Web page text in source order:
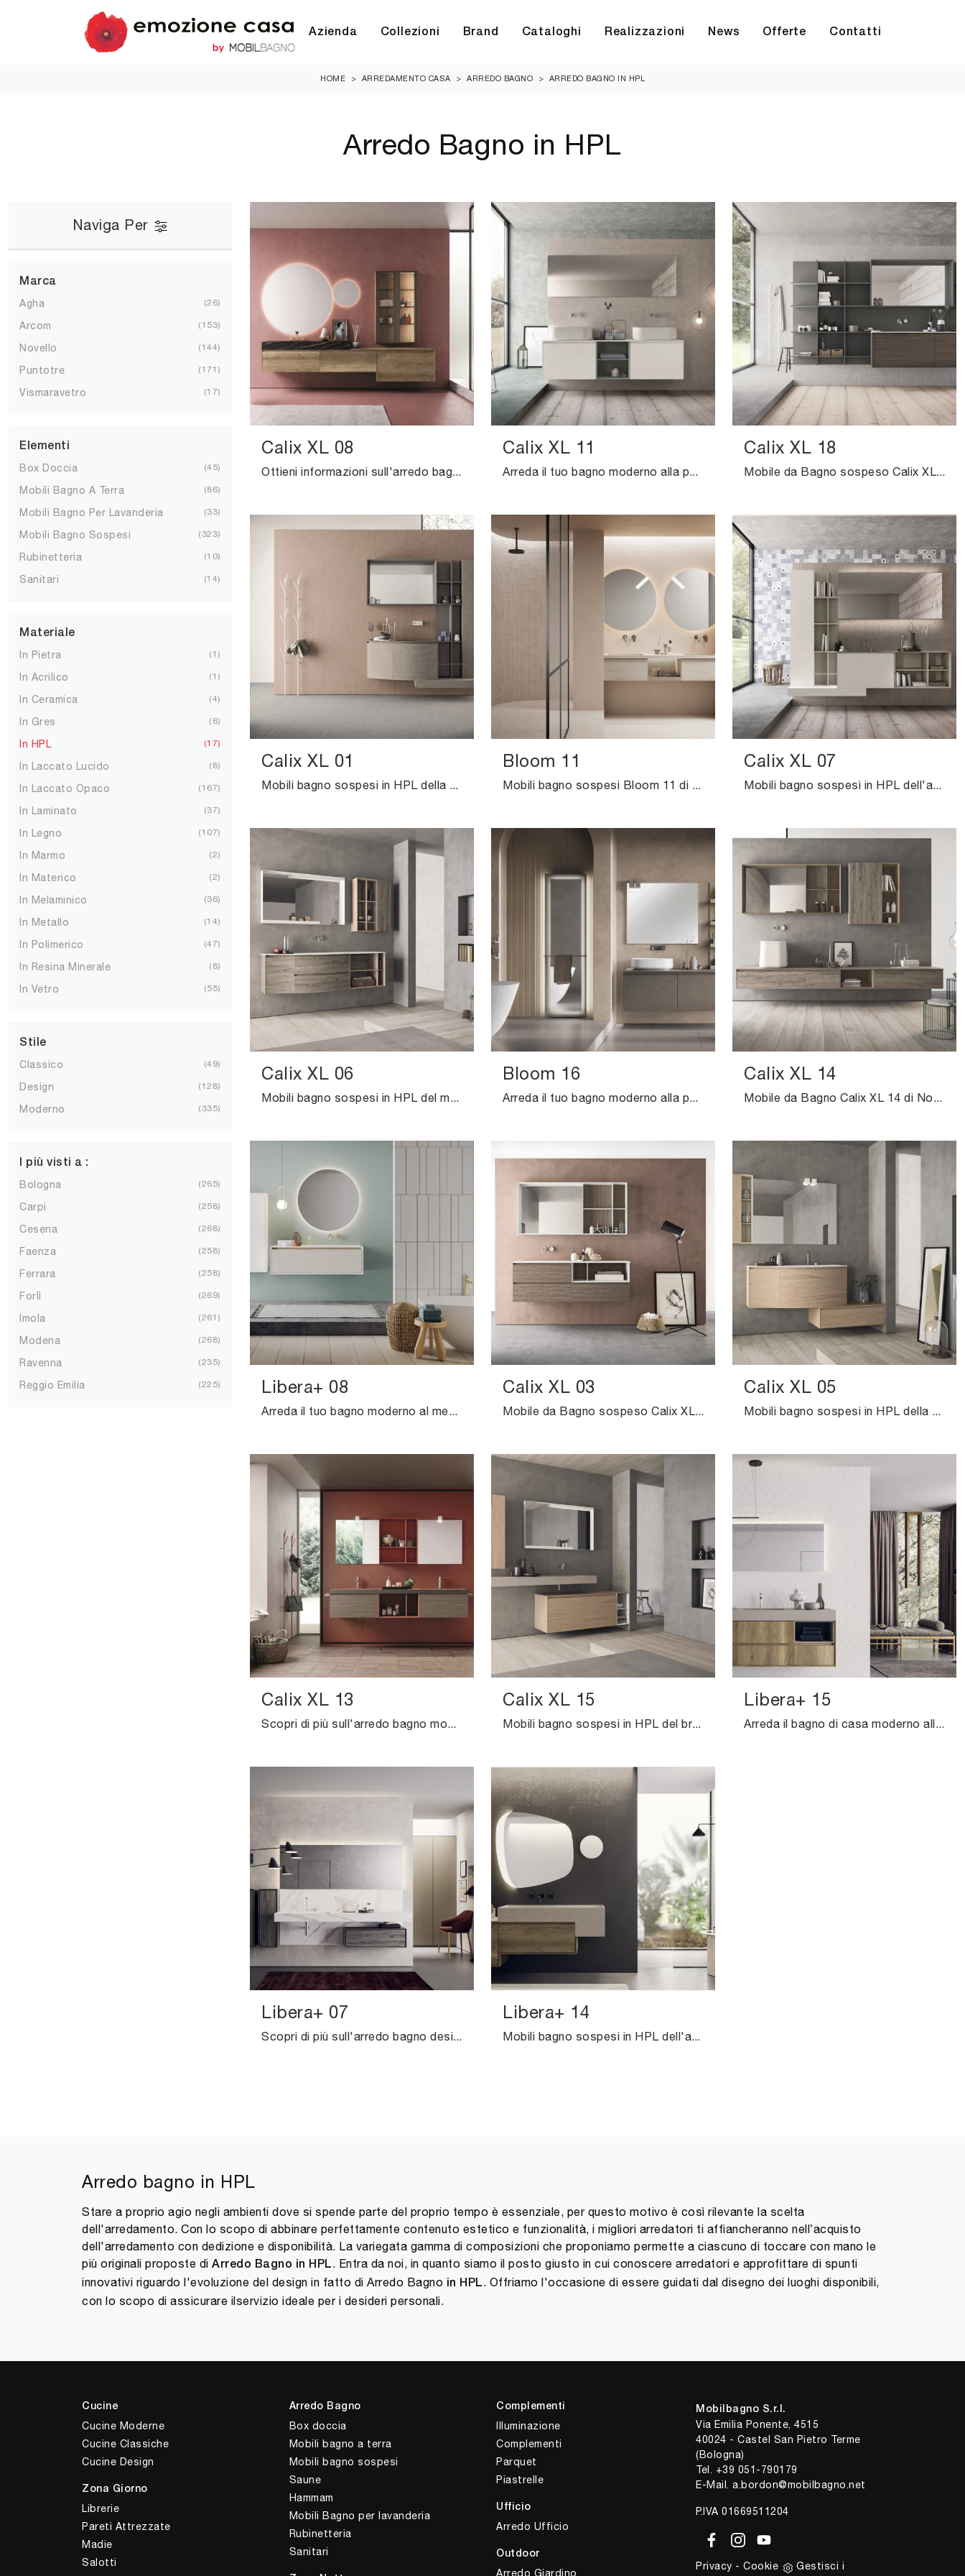
Azienda Collezioni Brand Cataloghi Realizzazioni News Offerte Contatti
HOME > ARREDAMENTO CASA > ARREDO BAGNO > ARREDO BAGNO IN HPL
Arredo Bagno in HPL
Naviga Per
Marca
Agha 26
Arcom 153
Novello 144
Puntotre 171
Vismaravetro 17
Elementi
Box Doccia 45
Mobili Bagno A Terra 86
Mobili Bagno Per Lavanderia 33
Mobili Bagno Sospesi 323
Rubinetteria 10
Sanitari 14
Materiale
In Pietra 1
In Acrilico 1
In Ceramica 4
In Gres 6
In HPL 17
In Laccato Lucido 8
In Laccato Opaco 167
In Laminato 37
In Legno 107
In Marmo 2
In Materico 2
In Melaminico 36
In Metallo 14
In Polimerico 47
In Resina Minerale 8
In Vetro 55
Stile
Classico 49
Design 128
Moderno 335
I più visti a :
Bologna 265
Carpi 258
Cesena 268
Faenza 258
Ferrara 258
Forlì 269
Imola 261
Modena 268
Ravenna 235
Reggio Emilia 225
Calix XL 08
Ottieni informazioni sull'arredo bagno moderno: mobili bagno sospesi in HPL come il modello Calix XL 08 di Novello ti attendono.
Calix XL 11
Arreda il tuo bagno moderno alla perfezione con Calix XL 11, mobili bagno sospesi e accessori in HPL di Novello.
Calix XL 18
Mobile da Bagno sospeso Calix XL 18 di Novello: clicca e scopri di più su mobili bagno sospesi in HPL e accessori del marchio.
Calix XL 01
Mobili bagno sospesi in HPL della marca Novello: clicca e scopri l'arredo bagno moderno Calix XL 01 per il bagno di casa.
Bloom 11
Mobili bagno sospesi Bloom 11 di Novello: scopri l'Arredo Bagno in HPL moderno e arreda il bagno di casa.
Calix XL 07
Mobili bagno sospesi in HPL dell'azienda Novello: clicca e scopri l'arredo bagno moderno Calix XL 07 per il bagno di casa.
Calix XL 06
Mobili bagno sospesi in HPL del marchio Novello: clicca e scopri l'arredo bagno design Calix XL 06 per il tuo bagno.
Bloom 16
Arreda il tuo bagno moderno alla perfezione con Bloom 16, mobili bagno sospesi e complementi in HPL di Novello.
Calix XL 14
Mobile da Bagno Calix XL 14 di Novello: clicca e ottieni informazioni su mobili bagno sospesi in HPL e accessori della firma.
Libera+ 08 Calix XL 03 Calix XL 05
Calix XL 13
Scopri di più sull'arredo bagno moderno: mobili bagno sospesi in HPL come il modello Calix XL 13 di Novello ti attendono.
Calix XL 15
Mobili bagno sospesi in HPL del brand Novello: clicca e scopri l'arredo bagno moderno Calix XL 15 per il bagno di casa.
Libera+ 15
Arreda il bagno di casa moderno alla perfezione con Libera+ 15, mobili bagno sospesi e accessori in HPL di Novello.
Libera+ 07
Scopri di più sull'arredo bagno design: mobili bagno sospesi in HPL come il modello Libera+ 07 di Novello ti attendono.
Libera+ 14
Mobili bagno sospesi in HPL dell'azienda Novello: clicca e scopri l'arredo bagno moderno Libera+ 14 per il bagno di casa.
Arredo bagno in HPL
Stare a proprio agio negli ambienti dove si spende parte del proprio tempo è essenziale, per questo motivo è così rilevante la scelta
dell'arredamento. Con lo scopo di abbinare perfettamente contenuto estetico e funzionalità, i migliori arredatori ti affiancheranno nell’acquisto
dell'arredamento con dedizione e disponibilità. La variegata gamma di composizioni che proponiamo permette a ciascuno di toccare con mano le
più originali proposte di Arredo Bagno in HPL . Entra da noi, in quanto siamo il posto giusto in cui conoscere arredatori e approfittare di spunti
innovativi riguardo l'evoluzione del design in fatto di Arredo Bagno
in HPL . Offriamo l'occasione di essere guidati dal disegno dei luoghi disponibili,
con lo scopo di assicurare ilservizio ideale per i desideri personali.
Cucine
Cucine Moderne
Cucine Classiche
Cucine Design
Zona Giorno
Librerie
Pareti Attrezzate
Madie
Salotti
Arredo Bagno
Box doccia
Mobili bagno a terra
Mobili bagno sospesi
Saune
Hammam
Mobili Bagno per lavanderia
Rubinetteria
Sanitari
Complementi
Illuminazione
Complementi
Parquet
Piastrelle
Ufficio
Arredo Ufficio
Outdoor
Arredo Giardino
Mobilbagno S.r.l.
Via Emilia Ponente, 4515
40024 - Castel San Pietro Terme
(Bologna)
Tel. +39 051-790179
E-Mail. a.bordon@mobilbagno.net
P.IVA 01669511204
Privacy - Cookie
Gestisci i